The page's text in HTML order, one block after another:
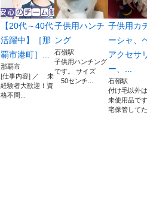
【20代～40代
活躍中】［那
覇市港町］...
那覇市
[仕事内容] ／ 未
経験者大歓迎！資
格不問...
子供用ハンチ
ング
石嶺駅
子供用ハンチング
です。 サイズ
50センチ...
子供用カ
ーシャ、
アクセサ
ー、...
石嶺駅
付け毛以外
未使用品で
宅保管してた